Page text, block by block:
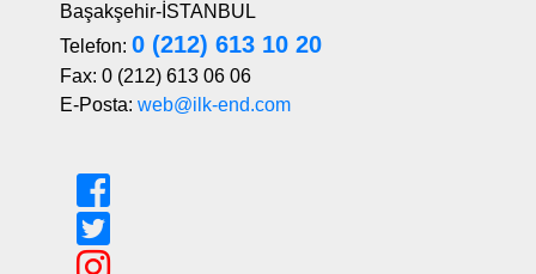
Başakşehir-İSTANBUL
Telefon: 0 (212) 613 10 20
Fax: 0 (212) 613 06 06
E-Posta: web@ilk-end.com